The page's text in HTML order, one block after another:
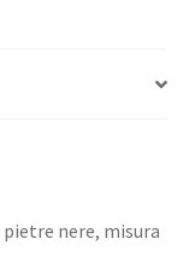
nere, misura